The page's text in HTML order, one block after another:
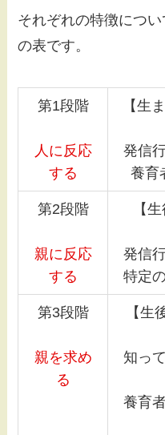
それぞれの特徴につ
の表です。
第1段階
人に反応
する
【生
発信
養育
第2段階
親に反応
する
【
発信
特定
第3段階
親を求め
る
【生
知っ
養育